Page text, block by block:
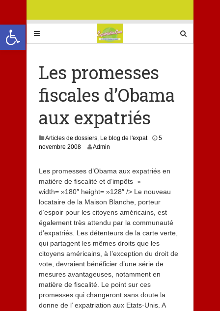
Ouvrir la barre d’outils
Les promesses
fiscales d’Obama
aux expatriés
Articles de dossiers, Le blog de l'expat
5
novembre 20088
i
l
l
e
0
1
3
Admin
Les promesses d’Obama aux expatriés en
matière de fiscalité et d’impôts »
width= »180″ height= »128″ /> Le nouveau
locataire de la Maison Blanche, porteur
d’espoir pour les citoyens américains, est
également très attendu par la communauté
d’expatriés. Les détenteurs de la carte verte,
qui partagent les mêmes droits que les
citoyens américains, à l’exception du droit de
vote, devraient bénéficier d’une série de
mesures avantageuses, notamment en
matière de fiscalité. Le point sur ces
promesses qui changeront sans doute la
donne de l’ expatriation aux Etats-Unis. A